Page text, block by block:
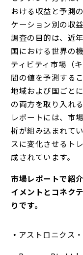
おける収益と予測
ケーション別の収
調査の目的は、近
国における世界の
ティビティ市場（
間の値を予測する
地域および国ごと
の両方を取り入れ
レポートには、市
析が組み込まれて
スに変化させるト
成されています。
市場レポートで紹
イメントとコネク
りです。
アストロニクス